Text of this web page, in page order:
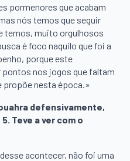
pormenores que acabam
nós temos que seguir
temos, muito orgulhosos
é foco naquilo que foi a
porque este
pontos nos jogos que faltam
propõe nesta época.»
defensivamente,
Teve a ver com o
acontecer, não foi uma